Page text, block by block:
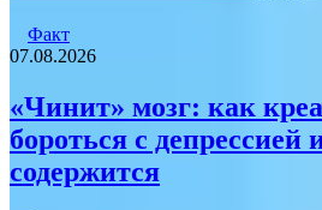
Факт
07.08.2026
«Чинит» мозг: как
бороться с депрессией
содержится